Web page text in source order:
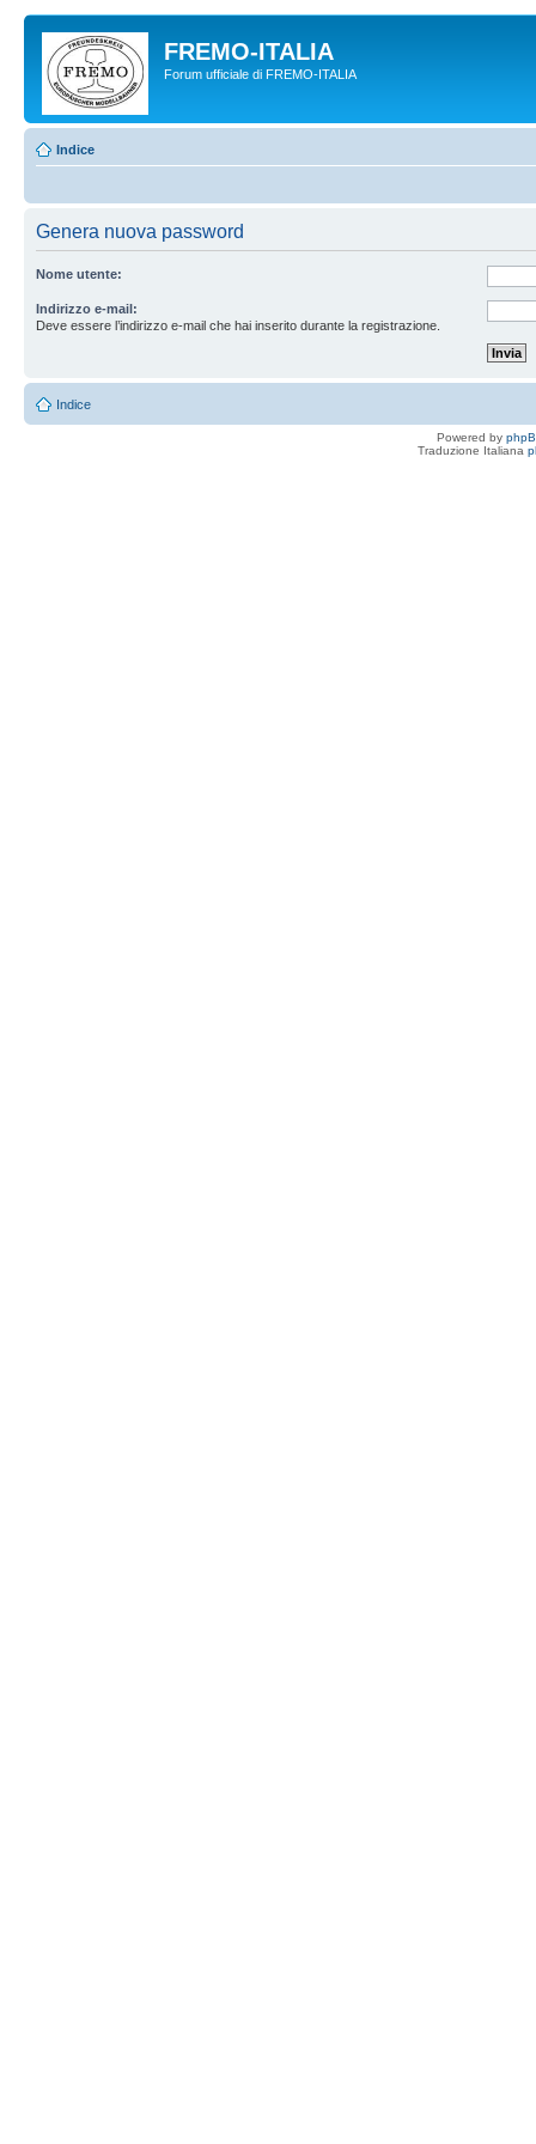
FREMO-ITALIA
Forum ufficiale di FREMO-ITALIA
Indice
Genera nuova password
Nome utente:
Indirizzo e-mail:
Deve essere l’indirizzo e-mail che hai inserito durante la registrazione.
Indice
Powered by
Traduzione Italiana